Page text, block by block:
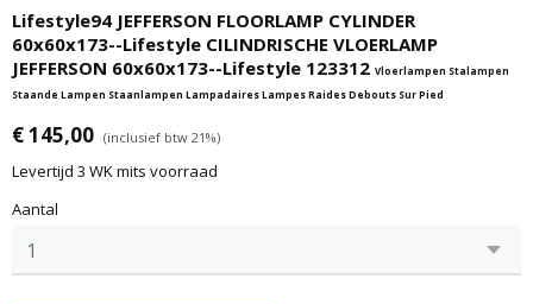
Lifestyle94 JEFFERSON FLOORLAMP CYLINDER
60x60x173--Lifestyle CILINDRISCHE VLOERLAMP
JEFFERSON 60x60x173--Lifestyle 123312 Vloerlampen Stalampen
Staande Lampen Staanlampen Lampadaires Lampes Raides Debouts Sur Pied
€ 145,00 (inclusief btw 21%)
Levertijd 3 WK mits voorraad
Aantal